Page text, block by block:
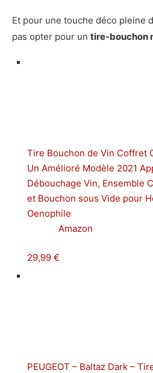
Et pour une touche déco pleine
pas opter pour un tire-bouchon
Tire Bouchon de Vin Coffret
Un Amélioré Modèle 2021
Débouchage Vin, Ensemble
et Bouchon sous Vide pour
Oenophile
Amazon
29,99 €
PEUGEOT – Baltaz Dark –